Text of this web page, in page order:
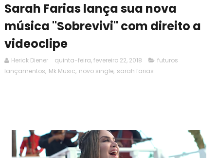
Sarah Farias lança sua nova
música "Sobrevivi" com direito a
videoclipe
Herick Diener quinta-feira, fevereiro 22, 2018
futuros
lançamentos, Mk Music, novo single, sarah farias